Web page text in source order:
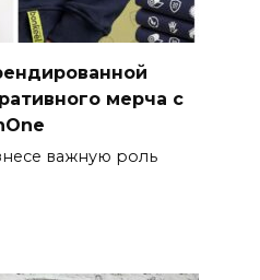
мерча с
важную роль